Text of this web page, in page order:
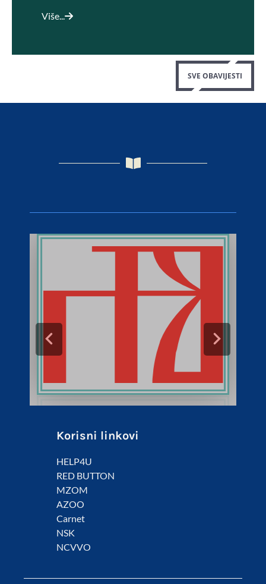
Više...
SVE OBAVIJESTI
Korisni linkovi
HELP4U
RED BUTTON
MZOM
AZOO
Carnet
NSK
NCVVO